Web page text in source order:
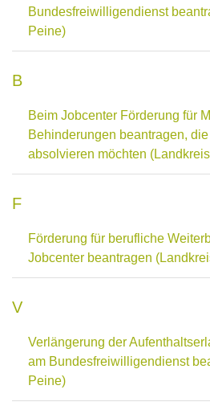
Bundesfreiwilligendienst
Peine)
B
Beim Jobcenter Förderung für
Behinderungen beantragen,
absolvieren möchten
F
Förderung für berufliche
Jobcenter beantragen
V
Verlängerung der
am Bundesfreiwilligendienst
Peine)